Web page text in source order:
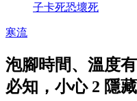
子卡死恐壞死
寒流
泡腳時間、溫度
必知，小心 2 隱